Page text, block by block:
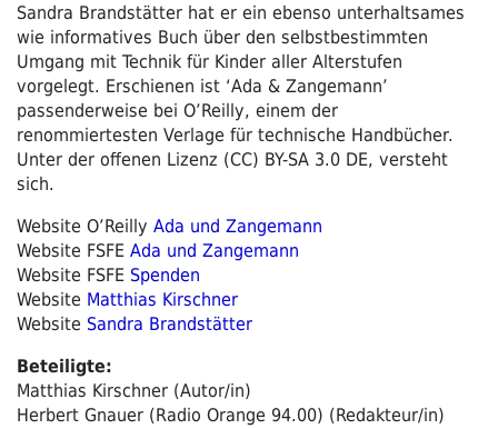
Sandra Brandstätter hat er ein ebenso unterhaltsames
wie informatives Buch über den selbstbestimmten
Umgang mit Technik für Kinder aller Alterstufen
vorgelegt. Erschienen ist ‘Ada & Zangemann’
passenderweise bei O’Reilly, einem der
renommiertesten Verlage für technische Handbücher.
Unter der offenen Lizenz (CC) BY-SA 3.0 DE, versteht
sich.
Website O’Reilly Ada und Zangemann
Website FSFE Ada und Zangemann
Website FSFE Spenden
Website Matthias Kirschner
Website Sandra Brandstätter
Beteiligte:
Matthias Kirschner (Autor/in)
Herbert Gnauer (Radio Orange 94.00) (Redakteur/in)